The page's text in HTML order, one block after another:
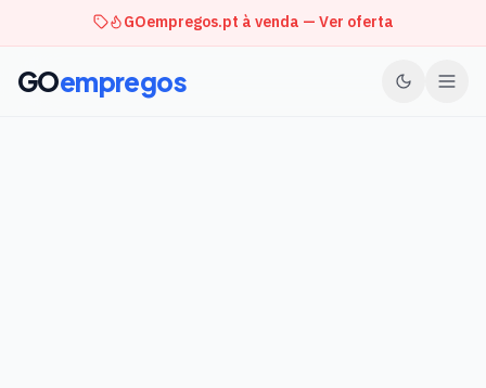
GOempregos.pt à venda — Ver oferta
GOempregos